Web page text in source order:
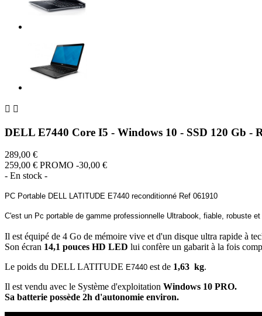
 
DELL E7440 Core I5 - Windows 10 - SSD 120 Gb -
289,00 €
259,00 € PROMO -30,00 €
- En stock -
PC Portable DELL LATITUDE E7440 reconditionné Ref 061910
C'est un Pc portable de gamme professionnelle Ultrabook, fiable, robuste
Il est équipé de 4 Go de mémoire vive et d'un disque ultra rapide à
Son écran 14,1 pouces HD LED lui confère un gabarit à la fois
Le poids du DELL LATITUDE E7440 est de 1,63 kg.
Il est vendu avec le Système d'exploitation Windows 10 PRO.
Sa batterie possède 2h d'autonomie environ.